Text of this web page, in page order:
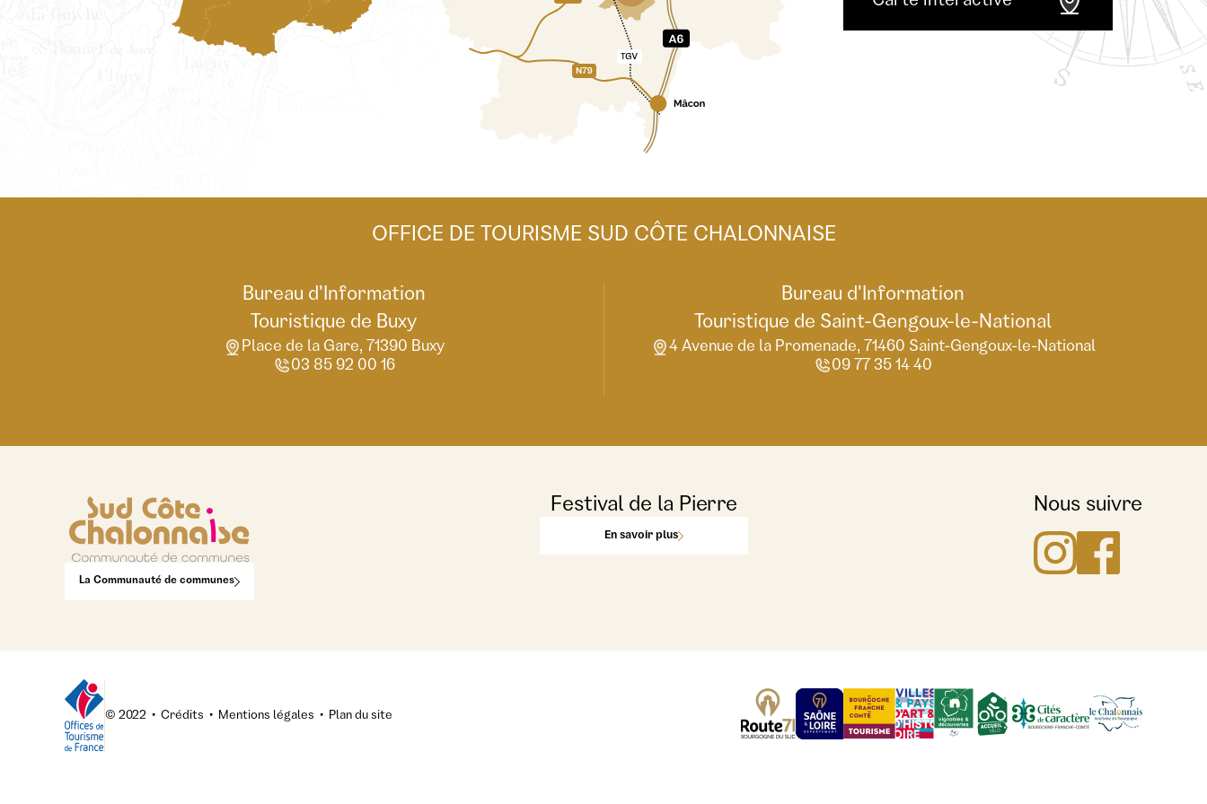
OFFICE DE TOURISME SUD CÔTE CHALONNAISE
Bureau d'Information
Touristique de Buxy
Place de la Gare, 71390 Buxy
03 85 92 00 16
Bureau d'Information
Touristique de Saint-Gengoux-le-National
4 Avenue de la Promenade, 71460 Saint-Gengoux-le-National
09 77 35 14 40
La Communauté de communes
Festival de la Pierre
En savoir plus
Nous suivre
© 2022 • Crédits • Mentions légales • Plan du site